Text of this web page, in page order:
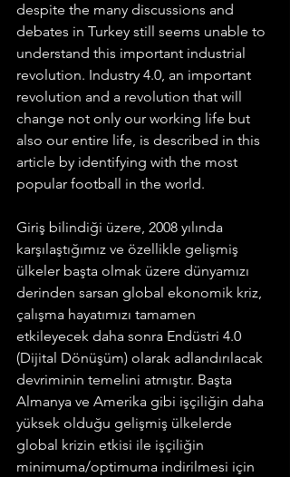
despite the many discussions and
debates in Turkey still seems unable to
understand this important industrial
revolution. Industry 4.0, an important
revolution and a revolution that will
change not only our working life but
also our entire life, is described in this
article by identifying with the most
popular football in the world.
Giriş bilindiği üzere, 2008 yılında
karşılaştığımız ve özellikle gelişmiş
ülkeler başta olmak üzere dünyamızı
derinden sarsan global ekonomik kriz,
çalışma hayatımızı tamamen
etkileyecek daha sonra Endüstri 4.0
(Dijital Dönüşüm) olarak adlandırılacak
devriminin temelini atmıştır. Başta
Almanya ve Amerika gibi işçiliğin daha
yüksek olduğu gelişmiş ülkelerde
global krizin etkisi ile işçiliğin
minimuma/optimuma indirilmesi için